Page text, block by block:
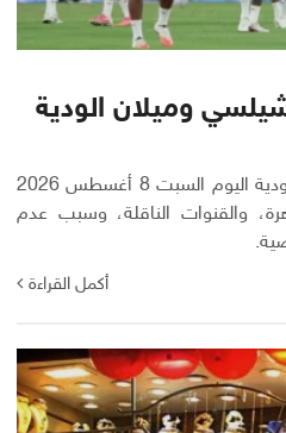
وميلان الودية
موعد مباراة تشيلسي وميلان الودية اليوم السبت 8 أغسطس 2026
والقنوات الناقلة، وسبب عدم
أكمل القراءة